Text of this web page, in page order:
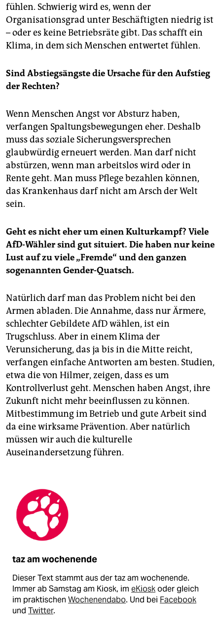
fühlen. Schwierig wird es, wenn der
Organisationsgrad unter Beschäftigten niedrig ist
– oder es keine Betriebsräte gibt. Das schafft ein
Klima, in dem sich Menschen entwertet fühlen.
Sind Abstiegsängste die Ursache für den Aufstieg
der Rechten?
Wenn Menschen Angst vor Absturz haben,
verfangen Spaltungsbewegungen eher. Deshalb
muss das soziale Sicherungsversprechen
glaubwürdig erneuert werden. Man darf nicht
abstürzen, wenn man arbeitslos wird oder in
Rente geht. Man muss Pflege bezahlen können,
das Krankenhaus darf nicht am Arsch der Welt
sein.
Geht es nicht eher um einen Kulturkampf? Viele
AfD-Wähler sind gut situiert. Die haben nur keine
Lust auf zu viele „Fremde“ und den ganzen
sogenannten Gender-Quatsch.
Natürlich darf man das Problem nicht bei den
Armen abladen. Die Annahme, dass nur Ärmere,
schlechter Gebildete AfD wählen, ist ein
Trugschluss. Aber in einem Klima der
Verunsicherung, das ja bis in die Mitte reicht,
verfangen einfache Antworten am besten. Studien,
etwa die von Hilmer, zeigen, dass es um
Kontrollverlust geht. Menschen haben Angst, ihre
Zukunft nicht mehr beeinflussen zu können.
Mitbestimmung im Betrieb und gute Arbeit sind
da eine wirksame Prävention. Aber natürlich
müssen wir auch die kulturelle
Auseinandersetzung führen.
taz am wochenende
Dieser Text stammt aus der taz am wochenende.
Immer ab Samstag am Kiosk, im eKioskoder gleich
im praktischen Wochenendabo. Und bei Facebook
und Twitter.